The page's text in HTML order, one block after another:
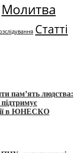
Молитва
Статті
пам’ять людства:
в ЮНЕСКО